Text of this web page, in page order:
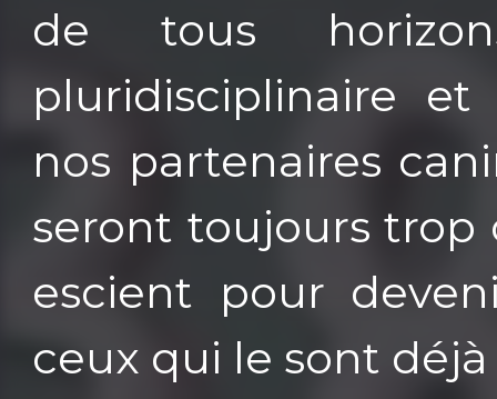
de tous
pluridisciplinaire
nos partenaires
seront toujours trop
escient pour
ceux qui le sont